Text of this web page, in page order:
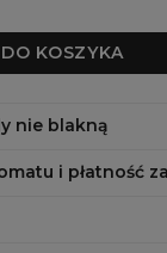
KOSZYKA
nie blakną
i płatność